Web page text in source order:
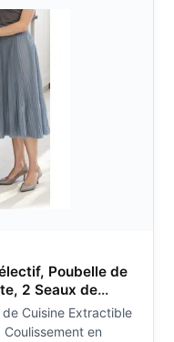
Poubelle de
2 Seaux de
Structure en
d'Encre
Cuisine Extractible
en